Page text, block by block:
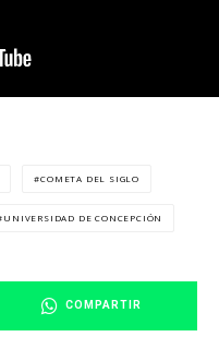
COMETA DEL SIGLO
UNIVERSIDAD DE CONCEPCIÓN
COMPARTIR